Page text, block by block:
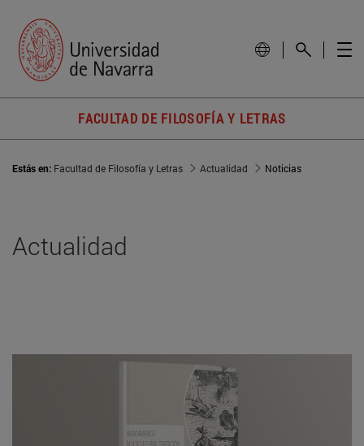
FACULTAD DE FILOSOFÍA Y LETRAS
Estás en: Facultad de Filosofía y Letras Actualidad Noticias
Actualidad